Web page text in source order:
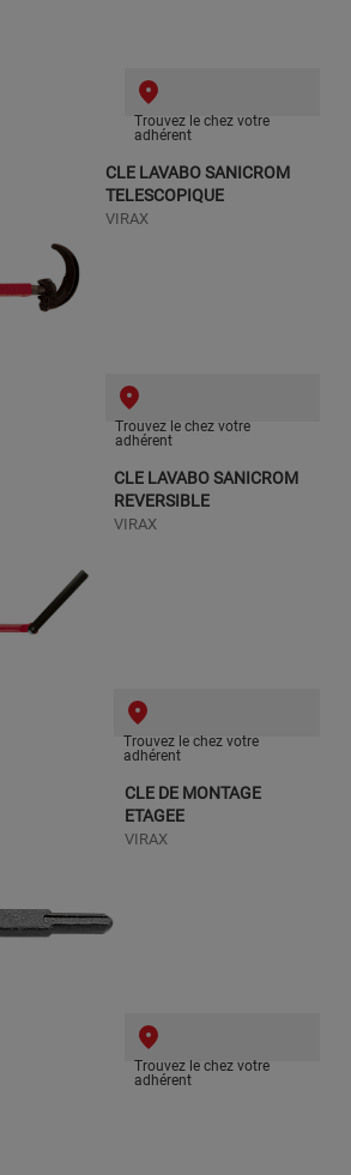
Trouvez le chez votre
adhérent
CLE LAVABO SANICROM
TELESCOPIQUE
VIRAX
Trouvez le chez votre
adhérent
CLE LAVABO SANICROM
REVERSIBLE
VIRAX
Trouvez le chez votre
adhérent
CLE DE MONTAGE
ETAGEE
VIRAX
Trouvez le chez votre
adhérent